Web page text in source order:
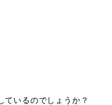
ているのでしょうか？